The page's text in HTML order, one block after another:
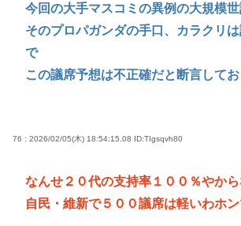
今回の大手マスコミの異例の大規模
そのプロパガンダの手口、カラクリ
で
この議席予想は不正確だと断言して
76 : 2026/02/05(木) 18:54:15.08 ID:TIgsqvh80
なんせ２０代の支持率１００％やか
自民・維新で５００議席は軽いわホン